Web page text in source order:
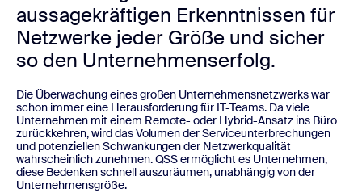
aussagekräftigen Erkenntnissen für
Netzwerke jeder Größe und sicher
so den Unternehmenserfolg.
Die Überwachung eines großen Unternehmensnetzwerks war
schon immer eine Herausforderung für IT-Teams. Da viele
Unternehmen mit einem Remote- oder Hybrid-Ansatz ins Büro
zurückkehren, wird das Volumen der Serviceunterbrechungen
und potenziellen Schwankungen der Netzwerkqualität
wahrscheinlich zunehmen. QSS ermöglicht es Unternehmen,
diese Bedenken schnell auszuräumen, unabhängig von der
Unternehmensgröße.